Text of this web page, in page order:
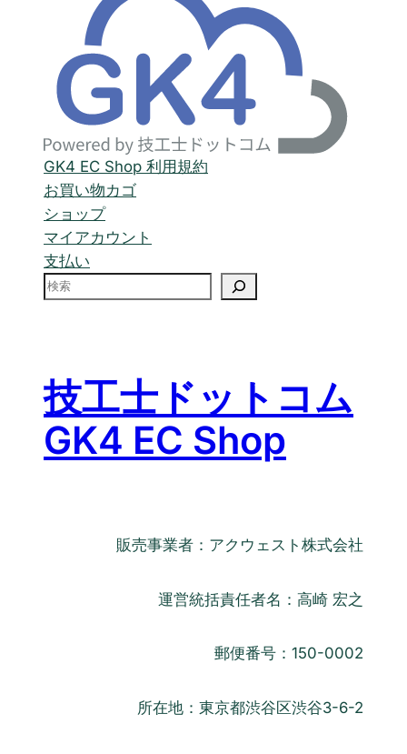
GK4 EC Shop 利用規約
お買い物カゴ
ショップ
マイアカウント
支払い
検
技工士ドットコム
GK4 EC Shop
販売事業者：アクウェスト株式会社
運営統括責任者名：高崎 宏之
郵便番号：150-0002
所在地：東京都渋谷区渋谷3-6-2